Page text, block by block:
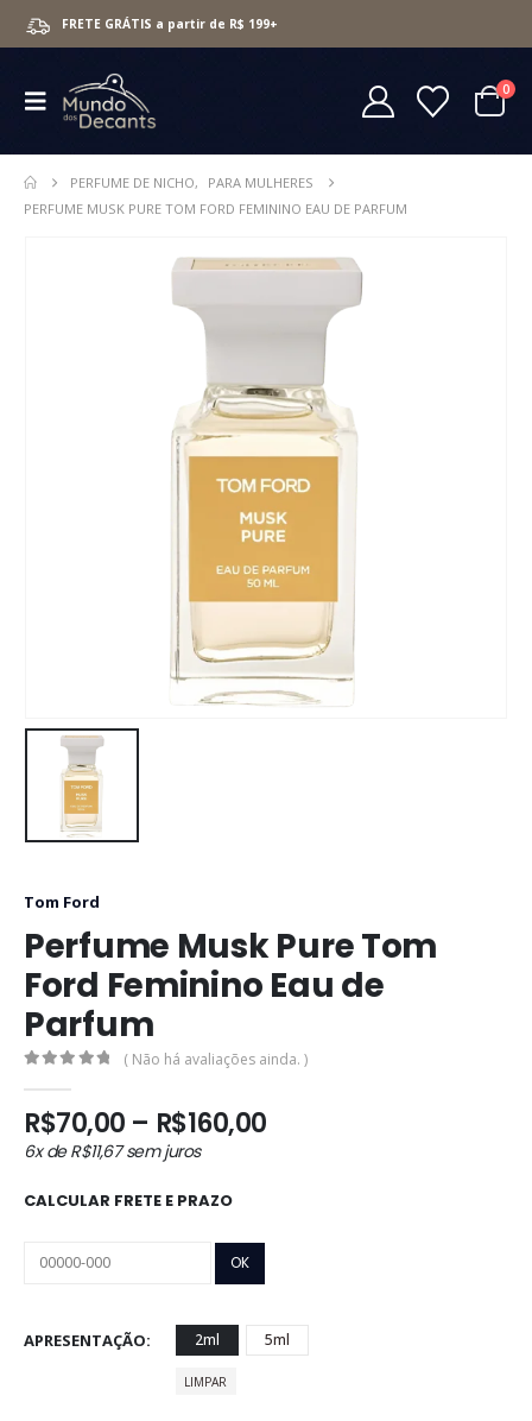
FRETE GRÁTIS a partir de R$ 199+
0
PERFUME DE NICHO,
PARA MULHERES
PERFUME MUSK PURE TOM FORD FEMININO EAU DE PARFUM
Tom Ford
Perfume Musk Pure Tom
Ford Feminino Eau de
Parfum
( Não há avaliações ainda. )
R$70,00 – R$160,00
6x deR$11,67sem juros
CALCULAR FRETE E PRAZO
APRESENTAÇÃO 2ml 5ml
LIMPAR